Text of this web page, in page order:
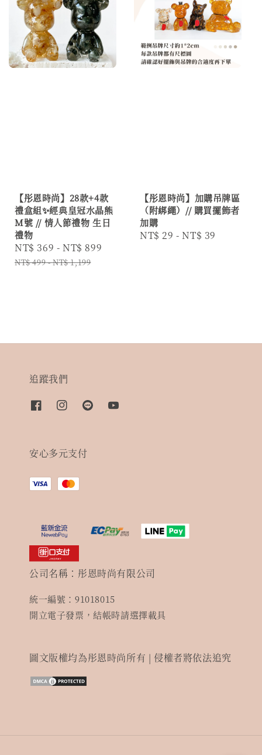
【彤恩時尚】28款+4款
禮盒組✨經典皇冠水晶熊
M號 // 情人節禮物 生日
禮物
Sale
price
NT$ 369 -NT$ 899
NT$ 499-NT$ 1,199
【彤恩時尚】加購吊牌區
（附綁繩）// 購買擺飾者
加購
Regular
NT$ 29 -NT$ 39
追蹤我們
安心多元支付
公司名稱：彤恩時尚有限公司
統一編號：91018015
開立電子發票，結帳時請選擇載具
圖文版權均為彤恩時尚所有 | 侵權者將依法追究